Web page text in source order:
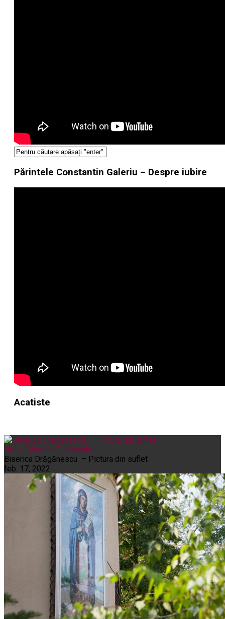
Părintele Constantin Galeriu – Despre iubire
Acatiste
Noi și Biserica Pelerinaje
Biserica Drăgănescu – Pictura din suflet
feb. 17, 2022